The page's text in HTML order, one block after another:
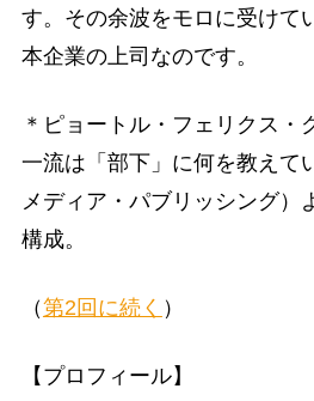
す。その余波をモロに受けて
本企業の上司なのです。
＊ピョートル・フェリクス・
一流は「部下」に何を教えて
メディア・パブリッシング）
構成。
（第2回に続く ）
【プロフィール】